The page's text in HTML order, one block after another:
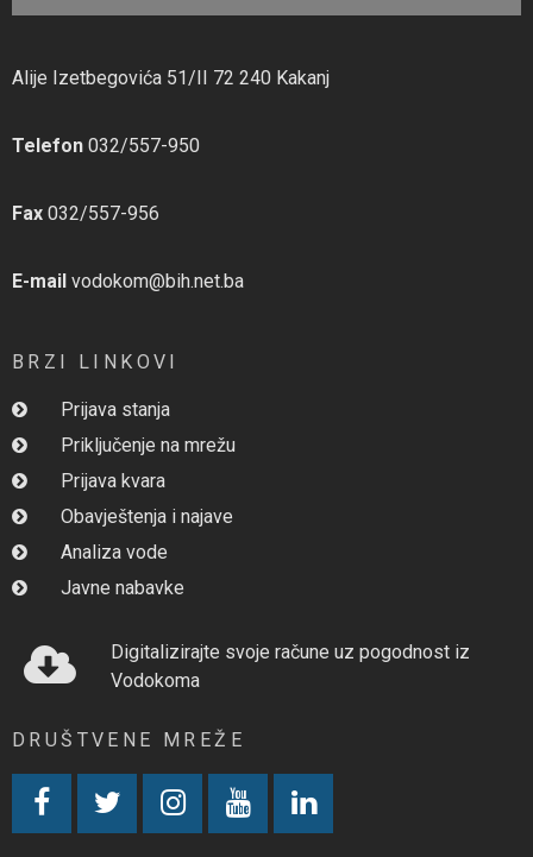
Alije Izetbegovića 51/II 72 240 Kakanj
Telefon 032/557-950
Fax 032/557-956
E-mail vodokom@bih.net.ba
BRZI LINKOVI
Prijava stanja
Priključenje na mrežu
Prijava kvara
Obavještenja i najave
Analiza vode
Javne nabavke
Digitalizirajte svoje račune uz pogodnost iz
Vodokoma
DRUŠTVENE MREŽE